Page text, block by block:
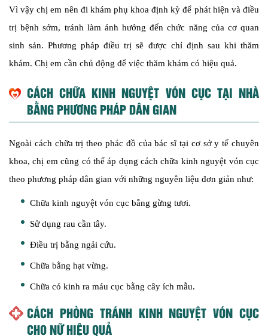
Vì vậy chị em nên đi khám phụ khoa định kỳ để phát hiện và điều
trị bệnh sớm, tránh làm ảnh hưởng đến chức năng của cơ quan
sinh sản. Phương pháp điều trị sẽ được chỉ định sau khi thăm
khám. Chị em cần chủ động để việc thăm khám có hiệu quả.
CÁCH CHỮA KINH NGUYỆT VÓN CỤC TẠI NHÀ
BẰNG PHƯƠNG PHÁP DÂN GIAN
Ngoài cách chữa trị theo phác đồ của bác sĩ tại cơ sở y tế chuyên
khoa, chị em cũng có thể áp dụng cách chữa kinh nguyệt vón cục
theo phương pháp dân gian với những nguyên liệu đơn giản như:
Chữa kinh nguyệt vón cục bằng gừng tươi.
Sử dụng rau cần tây.
Điều trị bằng ngải cứu.
Chữa bằng hạt vừng.
Chữa có kinh ra máu cục bằng cây ích mẫu.
CÁCH PHÒNG TRÁNH KINH NGUYỆT VÓN CỤC
CHO NỮ HIỆU QUẢ